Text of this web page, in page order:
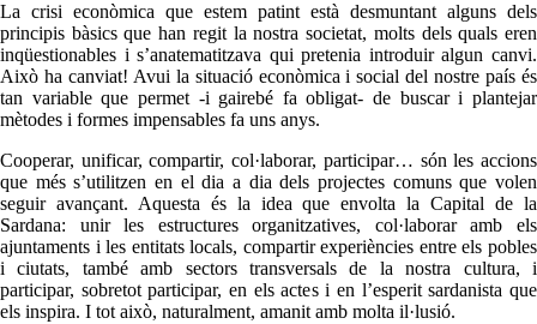
La crisi econòmica que estem patint està desmuntant alguns dels
principis bàsics que han regit la nostra societat, molts dels quals eren
inqüestionables i s’anatematitzava qui pretenia introduir algun canvi.
Això ha canviat! Avui la situació econòmica i social del nostre país és
tan variable que permet -i gairebé fa obligat- de buscar i plantejar
mètodes i formes impensables fa uns anys.
Cooperar, unificar, compartir, col·laborar, participar… són les accions
que més s’utilitzen en el dia a dia dels projectes comuns que volen
seguir avançant. Aquesta és la idea que envolta la Capital de la
Sardana: unir les estructures organitzatives, col·laborar amb els
ajuntaments i les entitats locals, compartir experiències entre els pobles
i ciutats, també amb sectors transversals de la nostra cultura, i
participar, sobretot participar, en els actes i en l’esperit sardanista que
els inspira. I tot això, naturalment, amanit amb molta il·lusió.